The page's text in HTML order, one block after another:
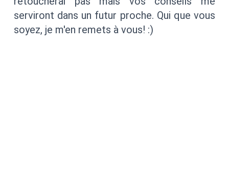
serviront dans un futur proche. Qui que vous
soyez, je m'en remets à vous! :)